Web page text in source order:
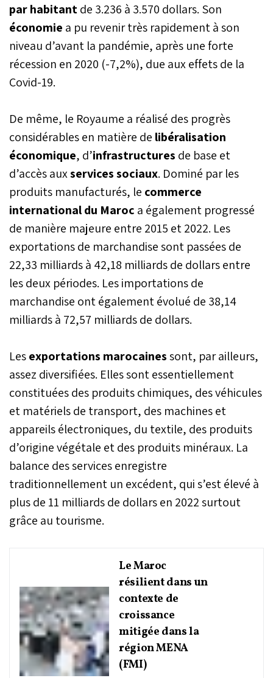
par habitantde 3.236 à 3.570 dollars. Son
économie a pu revenir très rapidement à son
niveau d’avant la pandémie, après une forte
récession en 2020 (-7,2%), due aux effets de la
Covid-19.
De même, le Royaume a réalisé des progrès
considérables en matière de libéralisation
économique, d’infrastructures de base et
d’accès auxservices sociaux. Dominé par les
produits manufacturés, le commerce
international du Maroc a également progressé
de manière majeure entre 2015 et 2022. Les
exportations de marchandise sont passées de
22,33 milliards à 42,18 milliards de dollars entre
les deux périodes. Les importations de
marchandise ont également évolué de 38,14
milliards à 72,57 milliards de dollars.
Lesexportations marocainessont, par ailleurs,
assez diversifiées. Elles sont essentiellement
constituées des produits chimiques, des véhicules
et matériels de transport, des machines et
appareils électroniques, du textile, des produits
d’origine végétale et des produits minéraux. La
balance des services enregistre
traditionnellement un excédent, qui s’est élevé à
plus de 11 milliards de dollars en 2022 surtout
grâce au tourisme.
Le Maroc
résilient dans un
contexte de
croissance
mitigée dans la
région MENA
(FMI)